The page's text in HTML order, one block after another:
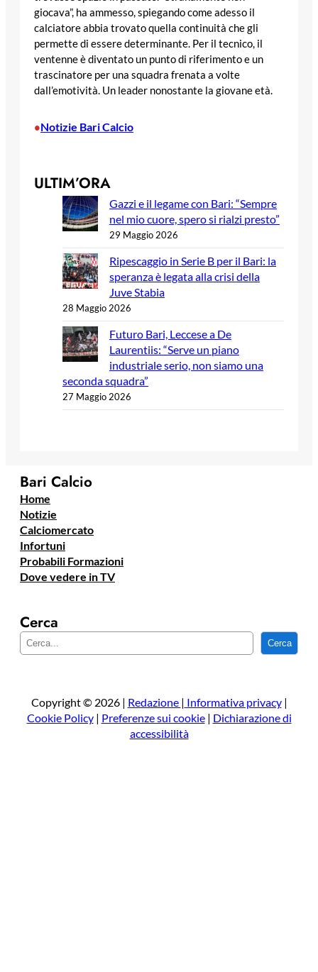
giocava”, ha ammesso, spiegando come adesso il
calciatore abbia trovato quella continuità che gli
permette di essere determinante. Per il tecnico, il
ventenne è diventato un punto di riferimento e un
trascinatore per una squadra frenata a volte
dall’emotività. Un leader nonostante la giovane età.
•Notizie Bari Calcio
ULTIM’ORA
Gazzi e il legame con Bari: “Sempre
nel mio cuore, spero si rialzi presto”
29 Maggio 2026
Ripescaggio in Serie B per il Bari: la
speranza è legata alla crisi della
Juve Stabia
28 Maggio 2026
Futuro Bari, Leccese a De
Laurentiis: “Serve un piano
industriale serio, non siamo una
seconda squadra”
27 Maggio 2026
Bari Calcio
Home
Notizie
Calciomercato
Infortuni
Probabili Formazioni
Dove vedere in TV
Cerca
e
a
Cerca
Copyright © 2026 | Redazione | Informativa privacy|
Cookie Policy| Preferenze sui cookie| Dichiarazione di
accessibilità